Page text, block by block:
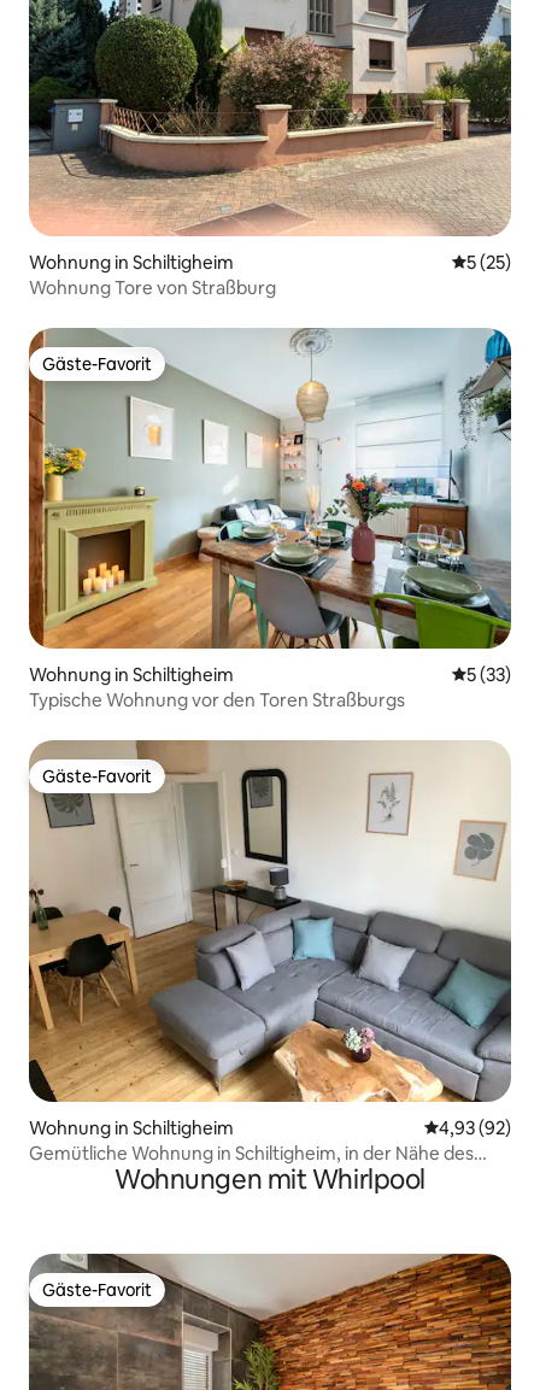
Wohnung in Schiltigheim
5 (25)
Wohnung Tore von Straßburg
Gäste-Favorit
Gäste-Favorit
Wohnung in Schiltigheim
5 (33)
Typische Wohnung vor den Toren Straßburgs
Gäste-Favorit
Gäste-Favorit
Wohnung in Schiltigheim
4,93 (92)
Gemütliche Wohnung in Schiltigheim, in der Nähe des
Wohnungen mit Whirlpool
Gäste-Favorit
Gäste-Favorit